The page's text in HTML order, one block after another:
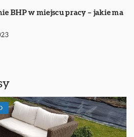
BHP w miejscu pracy – jakie ma